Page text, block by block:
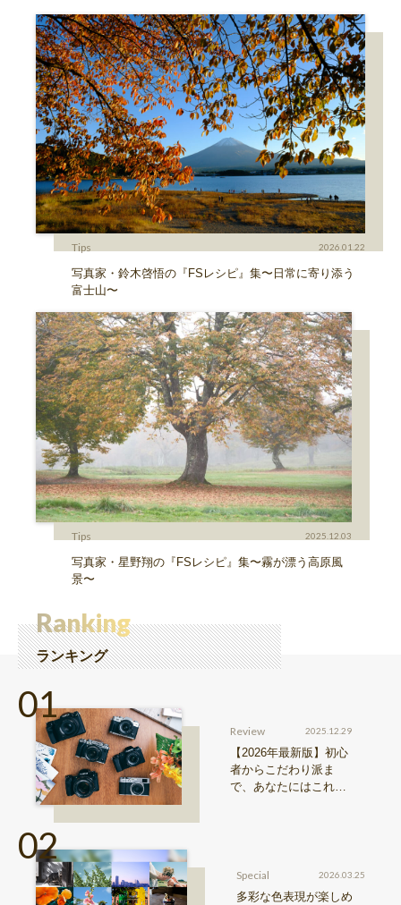
Tips 2026.01.22
写真家・鈴木啓悟の『FSレシピ』集〜日常に寄り添う
富士山〜
Tips 2025.12.03
写真家・星野翔の『FSレシピ』集〜霧が漂う高原風
景〜
Ranking
ランキング
Review 2025.12.29
【2026年最新版】初心
者からこだわり派ま
で、あなたにはこれが
Special 2026.03.25
多彩な色表現が楽しめ